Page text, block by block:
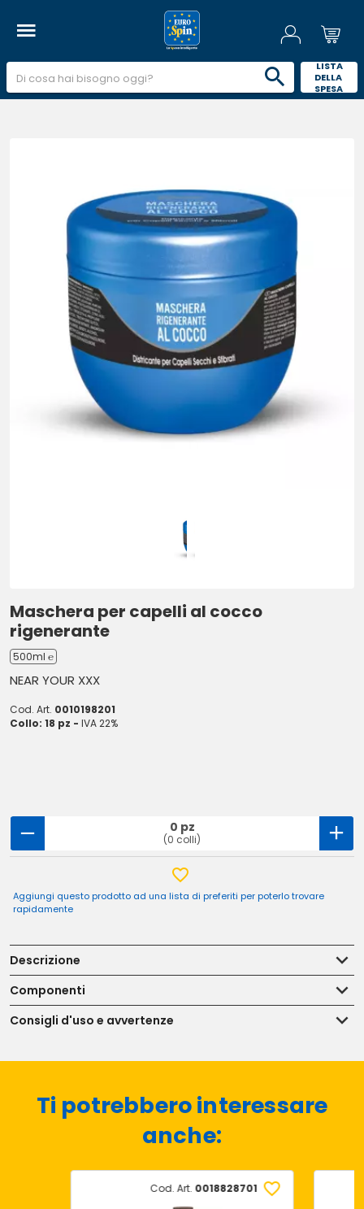
LISTA
DELLA
SPESA
Maschera per capelli al cocco
rigenerante
500ml ℮
NEAR YOUR XXX
Cod. Art. 0010198201
Collo: 18 pz - IVA 22%
0 pz
(0 colli)
Aggiungi questo prodotto ad una lista di preferiti per poterlo trovare
rapidamente
Descrizione
Componenti
Consigli d'uso e avvertenze
Ti potrebbero interessare
anche:
Cod. Art. 0018828701